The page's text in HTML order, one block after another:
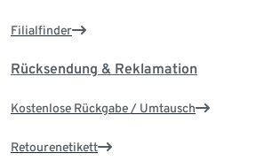
Filialfinder
Rücksendung & Reklamation
Kostenlose Rückgabe / Umtausch
Retourenetikett